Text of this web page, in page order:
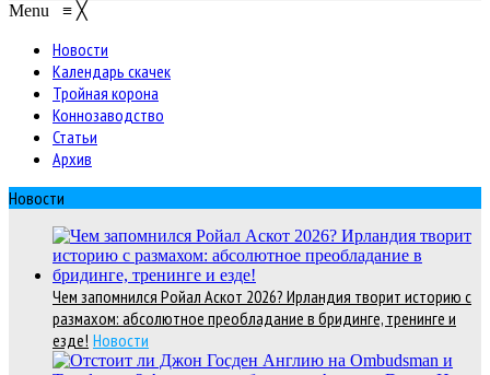
Menu ≡ ╳
Новости
Календарь скачек
Тройная корона
Коннозаводство
Статьи
Архив
Новости
Чем запомнился Ройал Аскот 2026? Ирландия творит историю с
размахом: абсолютное преобладание в бридинге, тренинге и
езде! Новости